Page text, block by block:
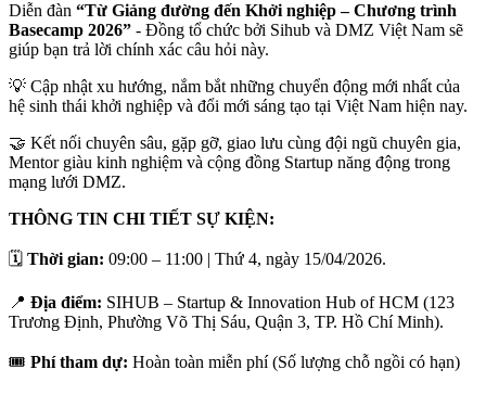
​Diễn đàn “Từ Giảng đường đến Khởi nghiệp – Chương trình
Basecamp 2026” - Đồng tổ chức bởi Sihub và DMZ Việt Nam sẽ
giúp bạn trả lời chính xác câu hỏi này.
​💡 Cập nhật xu hướng, nắm bắt những chuyển động mới nhất của
hệ sinh thái khởi nghiệp và đổi mới sáng tạo tại Việt Nam hiện nay.
​🤝 Kết nối chuyên sâu, gặp gỡ, giao lưu cùng đội ngũ chuyên gia,
Mentor giàu kinh nghiệm và cộng đồng Startup năng động trong
mạng lưới DMZ.
THÔNG TIN CHI TIẾT SỰ KIỆN:
🗓 Thời gian: 09:00 – 11:00 | Thứ 4, ngày 15/04/2026.
📍 Địa điểm: SIHUB – Startup & Innovation Hub of HCM (123
Trương Định, Phường Võ Thị Sáu, Quận 3, TP. Hồ Chí Minh).
🎟 Phí tham dự: Hoàn toàn miễn phí (Số lượng chỗ ngồi có hạn)